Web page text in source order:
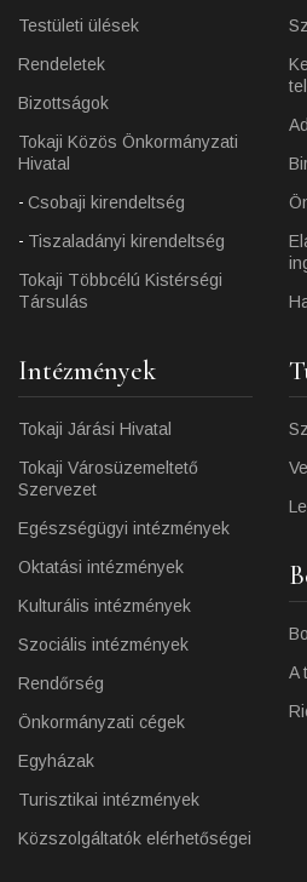
Testületi ülések
Rendeletek
Bizottságok
Tokaji Közös Önkormányzati
Hivatal
Csobaji kirendeltség
Tiszaladányi kirendeltség
Tokaji Többcélú Kistérségi
Társulás
Intézmények
Tokaji Járási Hivatal
Tokaji Városüzemeltető
Szervezet
Egészségügyi intézmények
Oktatási intézmények
Kulturális intézmények
Szociális intézmények
Rendőrség
Önkormányzati cégek
Egyházak
Turisztikai intézmények
Közszolgáltatók elérhetőségei
A